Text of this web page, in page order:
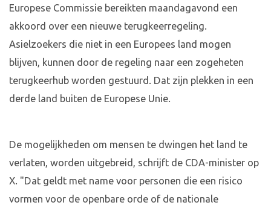
Europese Commissie bereikten maandagavond een
akkoord over een nieuwe terugkeerregeling.
Asielzoekers die niet in een Europees land mogen
blijven, kunnen door de regeling naar een zogeheten
terugkeerhub worden gestuurd. Dat zijn plekken in een
derde land buiten de Europese Unie.
De mogelijkheden om mensen te dwingen het land te
verlaten, worden uitgebreid, schrijft de CDA-minister op
X. "Dat geldt met name voor personen die een risico
vormen voor de openbare orde of de nationale